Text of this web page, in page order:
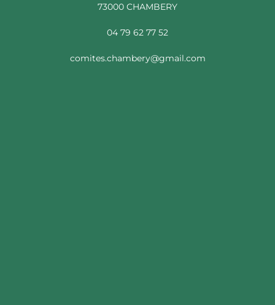
73000 CHAMBERY
04 79 62 77 52
comites.chambery@gmail.com